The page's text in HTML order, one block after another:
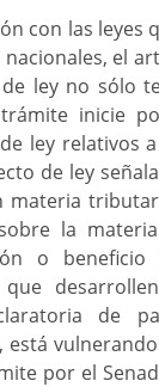
con las leyes
el
ley no sólo
inicie
ley relativos
de ley
materia
la
o
de
por el